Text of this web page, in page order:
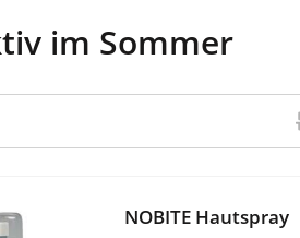
im Sommer
NOBITE Hautspray